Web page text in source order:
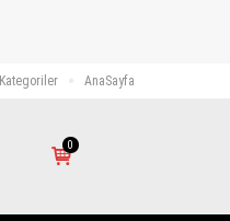
Kategoriler AnaSayfa
0